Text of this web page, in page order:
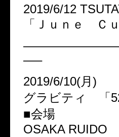
2019/6/12
「Ｊｕｎｅ Ｃ
—–
2019/6/10(月)
グラビティ 「
■会場
OSAKA RUIDO